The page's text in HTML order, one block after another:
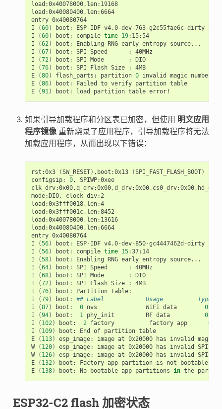
load:0x40078000,len:19168
load:0x40080400,len:6664
entry 0x40080764
I
(60) boot: ESP-IDF v4.0-dev-763-g2c55fae6c-dirty
I
(60) boot: compile time 19:15:54
I
(62) boot: Enabling RNG early entropy source...
I
(67) boot: SPI Speed :
40MHz
I
(72) boot: SPI Mode :
DIO
I
(76) boot: SPI Flash Size :
4MB
E
(80) flash_parts: partition 0 invalid magic number
E
(86) boot: Failed to verify partition table
E
(91) boot: load partition table
如果引导加载程序和分区表已加密，但使用 明文应用
程序镜像重新烧录了应用程序，引导加载程序将无法
加载应用程序，从而出现以下错误：
rst:0x3 (SW_RESET) ,boot:0x13 (SPI_FAST_FLASH_BOOT)
configsip:
0,
SPIWP:0xee
mode:DIO,
clock div:2
load:0x3fff0018,len:4
load:0x3fff001c,len:8452
load:0x40078000,len:13616
load:0x40080400,len:6664
entry 0x40080764
I
(56) boot: ESP-IDF v4.0-dev-850-gc4447462d-dirty
I
(56) boot: compile time 15:37:14
I
(58) boot: Enabling RNG early entropy source...
I
(64) boot: SPI Speed :
40MHz
I
(68) boot: SPI Mode :
DIO
I
(72) boot: SPI Flash Size :
4MB
I
(76) boot: Partition Table:
I
(79) boot:
## Label            Usage          Type ST
I
(87) boot: 0 nvs WiFi data 01
I
(94) boot: 1 phy_init RF data 01
I
( 102) boot: 2 factory factory app 00
I
( 109) boot: End of partition table
E
( 113) esp_image: image at 0x20000 has invalid magic
W
( 120) esp_image: image at 0x20000 has invalid SPI
W
( 126) esp_image: image at 0x20000 has invalid SPI
E
( 132) boot: Factory app partition is not
bootable
E
( 138) boot: No bootable app partitions in the
ESP32-C2 flash 加密状态